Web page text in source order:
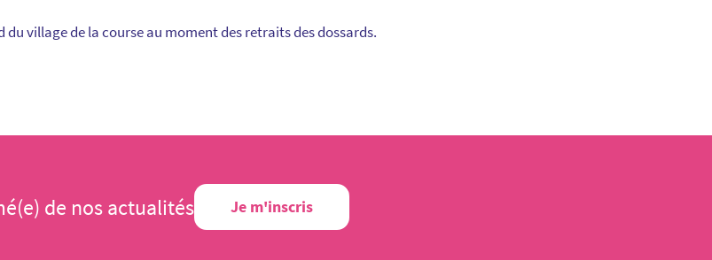
village de la course au moment des retraits des dossards.
de nos actualités Je m'inscris